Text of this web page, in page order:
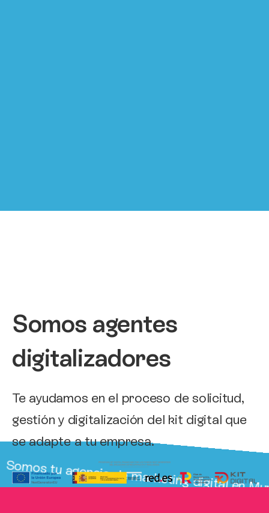
Somos agentes
digitalizadores
Te ayudamos en el proceso de solicitud,
gestión y digitalización del kit digital que
se adapte a tu empresa.
tu agencia de marketing digital en Murcia